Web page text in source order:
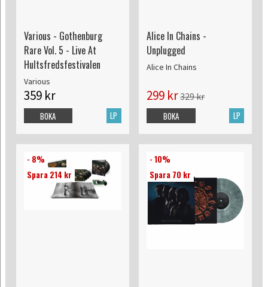
Various - Gothenburg
Rare Vol. 5 - Live At
Hultsfredsfestivalen
Various
359 kr
LP
BOKA
Alice In Chains -
Unplugged
Alice In Chains
299 kr329 kr
LP
BOKA
- 8%
Spara 214 kr
- 10%
Spara 70 kr